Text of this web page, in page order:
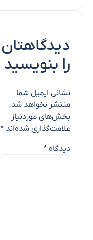
دیدگاهتان
را بنویسید
نشانی ایمیل شما
منتشر نخواهد شد.
بخش‌های موردنیاز
علامت‌گذاری شده‌اند *
دیدگاه *